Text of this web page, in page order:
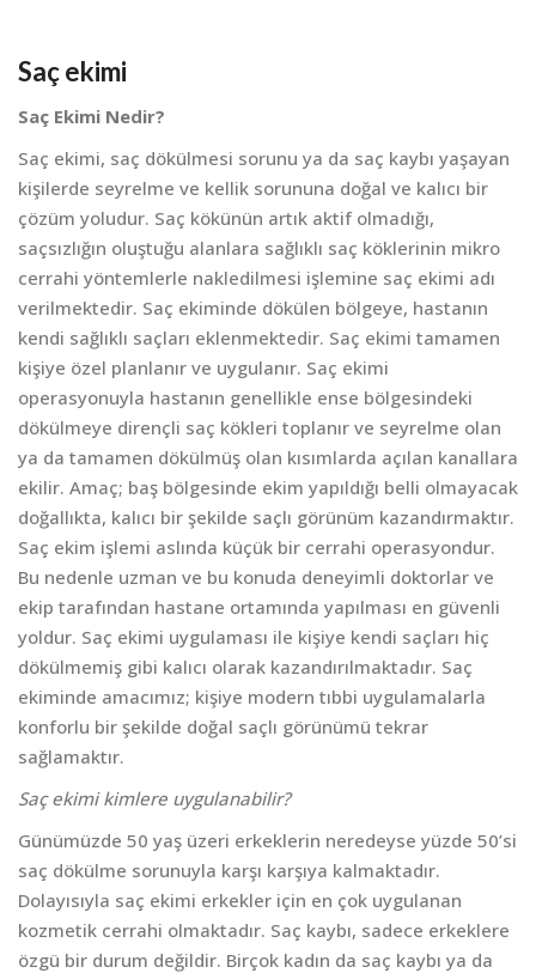
Saç ekimi
Saç Ekimi Nedir?
Saç ekimi, saç dökülmesi sorunu ya da saç kaybı yaşayan
kişilerde seyrelme ve kellik sorununa doğal ve kalıcı bir
çözüm yoludur. Saç kökünün artık aktif olmadığı,
saçsızlığın oluştuğu alanlara sağlıklı saç köklerinin mikro
cerrahi yöntemlerle nakledilmesi işlemine saç ekimi adı
verilmektedir. Saç ekiminde dökülen bölgeye, hastanın
kendi sağlıklı saçları eklenmektedir. Saç ekimi tamamen
kişiye özel planlanır ve uygulanır. Saç ekimi
operasyonuyla hastanın genellikle ense bölgesindeki
dökülmeye dirençli saç kökleri toplanır ve seyrelme olan
ya da tamamen dökülmüş olan kısımlarda açılan kanallara
ekilir. Amaç; baş bölgesinde ekim yapıldığı belli olmayacak
doğallıkta, kalıcı bir şekilde saçlı görünüm kazandırmaktır.
Saç ekim işlemi aslında küçük bir cerrahi operasyondur.
Bu nedenle uzman ve bu konuda deneyimli doktorlar ve
ekip tarafından hastane ortamında yapılması en güvenli
yoldur. Saç ekimi uygulaması ile kişiye kendi saçları hiç
dökülmemiş gibi kalıcı olarak kazandırılmaktadır. Saç
ekiminde amacımız; kişiye modern tıbbi uygulamalarla
konforlu bir şekilde doğal saçlı görünümü tekrar
sağlamaktır.
Saç ekimi kimlere uygulanabilir?
Günümüzde 50 yaş üzeri erkeklerin neredeyse yüzde 50’si
saç dökülme sorunuyla karşı karşıya kalmaktadır.
Dolayısıyla saç ekimi erkekler için en çok uygulanan
kozmetik cerrahi olmaktadır. Saç kaybı, sadece erkeklere
özgü bir durum değildir. Birçok kadın da saç kaybı ya da